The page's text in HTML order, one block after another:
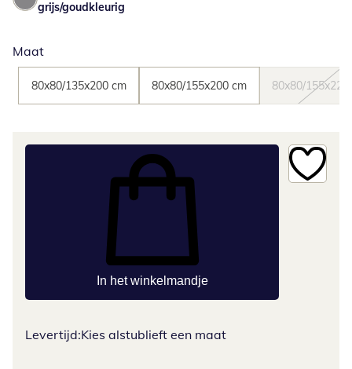
grijs/goudkleurig
Maat
80x80/135x200 cm 80x80/155x200 cm 80x80/155x220
In het winkelmandje
Levertijd:Kies alstublieft een maat